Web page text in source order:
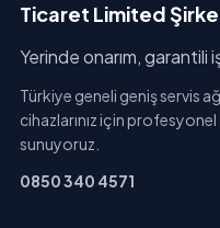
Ticaret Limited
Yerinde onarım, garantili
Türkiye geneli geniş servis
cihazlarınız için
sunuyoruz.
0850 340 4571